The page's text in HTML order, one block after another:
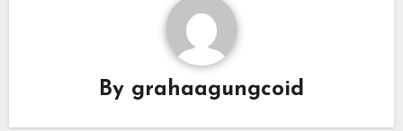
By grahaagungcoid